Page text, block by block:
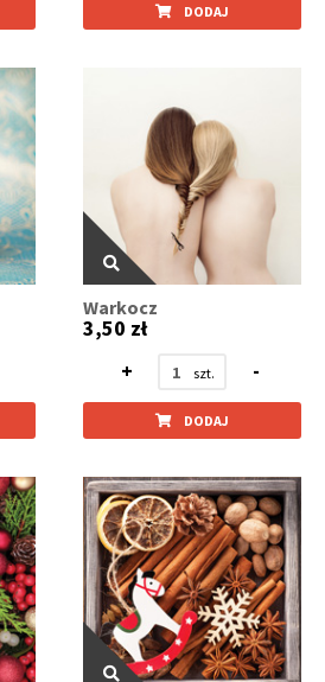
DODAJ
Warkocz
3,50 zł
+
-
DODAJ